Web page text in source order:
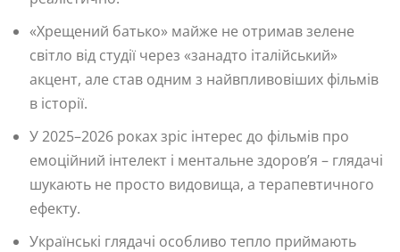
«Хрещений батько» майже не отримав зелене
світло від студії через «занадто італійський»
акцент, але став одним з найвпливовіших фільмів
в історії.
У 2025–2026 роках зріс інтерес до фільмів про
емоційний інтелект і ментальне здоров’я – глядачі
шукають не просто видовища, а терапевтичного
ефекту.
Українські глядачі особливо тепло приймають